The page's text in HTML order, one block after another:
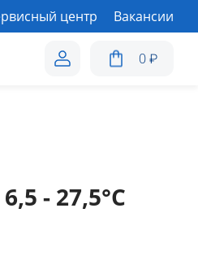
центр Вакансии
0₽
- 27,5°C